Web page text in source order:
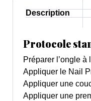
Description
Protocole
Préparer l’ongle à
Appliquer le Nail
Appliquer une
Appliquer une